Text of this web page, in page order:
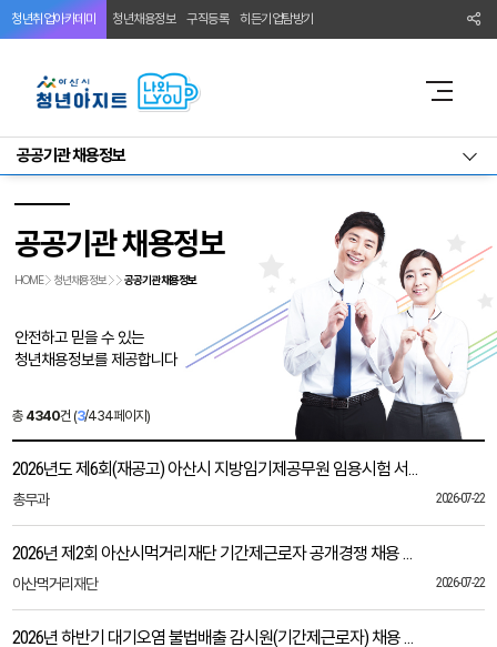
청년취업아카데미 청년채용정보 구직등록 히든기업탐방기
공공기관 채용정보
공공기관 채용정보
HOME 청년채용정보 공공기관 채용정보
안전하고 믿을 수 있는
청년채용정보를 제공합니다
총 4340건 (3/434페이지)
2026년도 제6회(재공고) 아산시 지방임기제공무원 임용시험 서류심사 합격자 발표 및 면접심사 시행계획 공고
총무과 2026-07-22
2026년 제2회 아산시먹거리재단 기간제근로자 공개경쟁 채용 최종합격자 결정 및 임용후보자 등록요령 공고
아산먹거리재단 2026-07-22
2026년 하반기 대기오염 불법배출 감시원(기간제근로자) 채용 공고